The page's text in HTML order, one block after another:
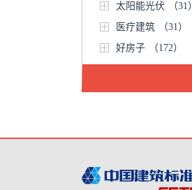
太阳能光伏
（31）
医疗建筑
（31）
好房子
（172）